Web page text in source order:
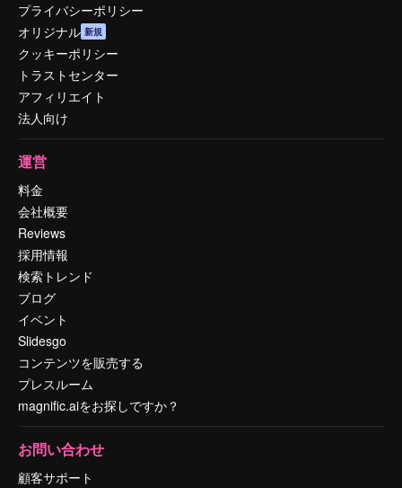
プライバシーポリシー
オリジナル 新規
クッキーポリシー
トラストセンター
アフィリエイト
法人向け
運営
料金
会社概要
Reviews
採用情報
検索トレンド
ブログ
イベント
Slidesgo
コンテンツを販売する
プレスルーム
magnific.aiをお探しですか？
お問い合わせ
顧客サポート